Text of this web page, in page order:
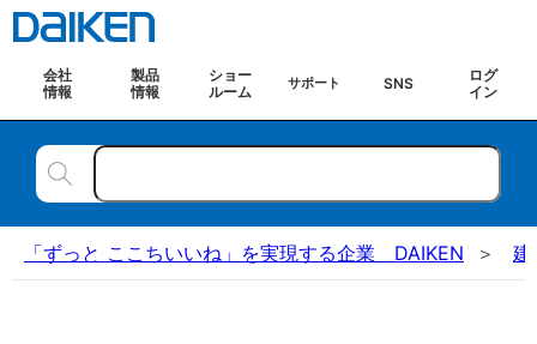
会社
情報
製品
情報
ショー
ルーム
サポート SNS
ログ
イン
「ずっと ここちいいね」を実現する企業 DAIKEN 建